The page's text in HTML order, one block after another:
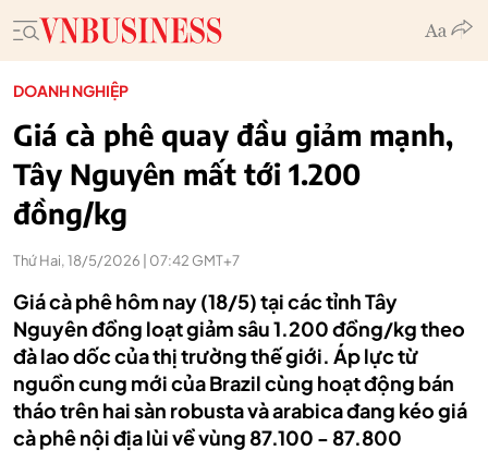
DOANH NGHIỆP
Giá cà phê quay đầu giảm mạnh,
Tây Nguyên mất tới 1.200
đồng/kg
Thứ Hai, 18/5/2026 | 07:42 GMT+7
Giá cà phê hôm nay (18/5) tại các tỉnh Tây
Nguyên đồng loạt giảm sâu 1.200 đồng/kg theo
đà lao dốc của thị trường thế giới. Áp lực từ
nguồn cung mới của Brazil cùng hoạt động bán
tháo trên hai sàn robusta và arabica đang kéo giá
cà phê nội địa lùi về vùng 87.100 - 87.800